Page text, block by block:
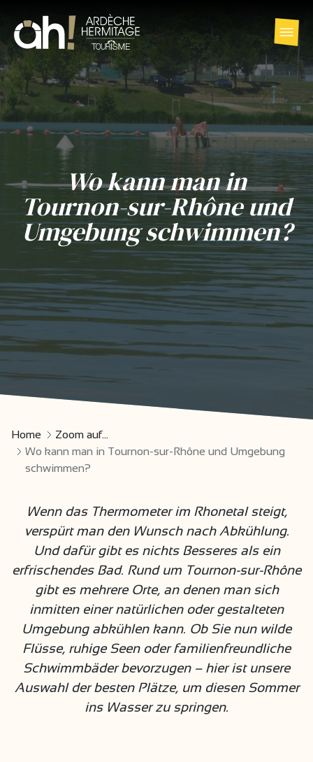
Wo kann man in
Tournon-sur-Rhône und
Umgebung schwimmen?
Home
Zoom auf...
Wo kann man in Tournon-sur-Rhône und Umgebung
schwimmen?
Wenn das Thermometer im Rhonetal steigt,
verspürt man den Wunsch nach Abkühlung.
Und dafür gibt es nichts Besseres als ein
erfrischendes Bad. Rund um Tournon-sur-Rhône
gibt es mehrere Orte, an denen man sich
inmitten einer natürlichen oder gestalteten
Umgebung abkühlen kann. Ob Sie nun wilde
Flüsse, ruhige Seen oder familienfreundliche
Schwimmbäder bevorzugen – hier ist unsere
Auswahl der besten Plätze, um diesen Sommer
ins Wasser zu springen.